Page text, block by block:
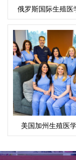
俄罗斯国际生殖医
(ICRM)
美国加州生殖医
CCRH（洛杉